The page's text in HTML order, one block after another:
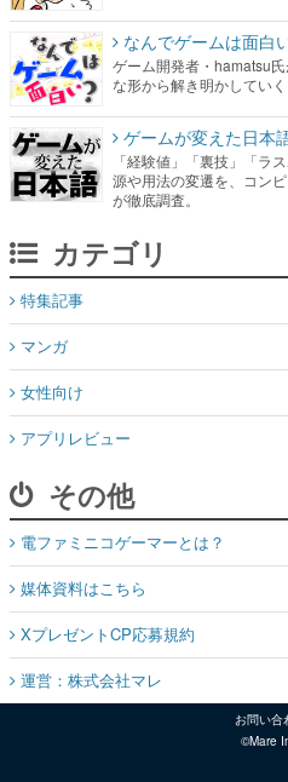
なんでゲームは面白
ゲーム開発者・hamatsu
な形から解き明かしてい
ゲームが変えた日本
「経験値」「裏技」「ラ
源や用法の変遷を、コン
が徹底調査。
カテゴリ
特集記事
マンガ
女性向け
アプリレビュー
その他
電ファミニコゲーマーとは？
媒体資料はこちら
XプレゼントCP応募規約
運営：株式会社マレ
お問い合
©Mare